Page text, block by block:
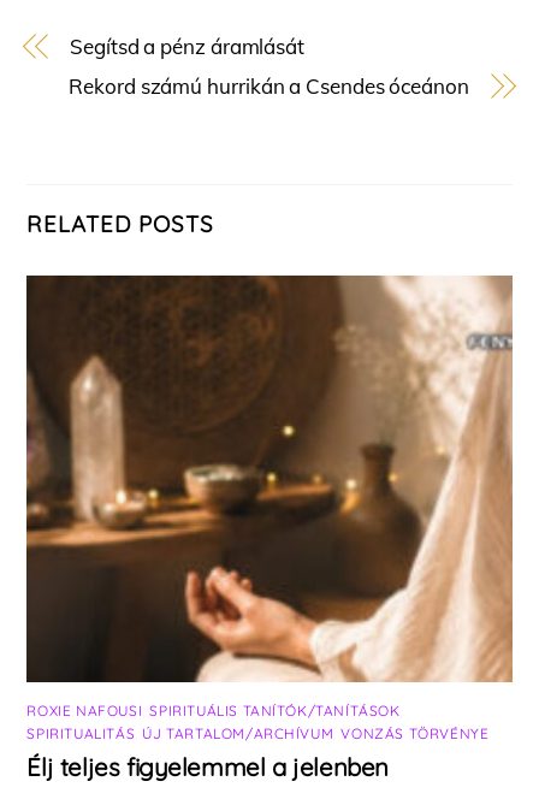
Segítsd a pénz áramlását
Rekord számú hurrikán a Csendes óceánon
RELATED POSTS
ROXIE NAFOUSI ,SPIRITUÁLIS TANÍTÓK/TANÍTÁSOK
SPIRITUALITÁS ÚJ TARTALOM/ARCHÍVUM ,VONZÁS TÖRVÉNYE
Élj teljes figyelemmel a jelenben